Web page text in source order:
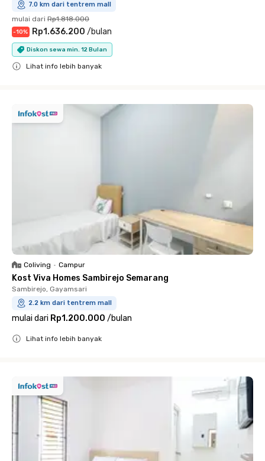
7.0 km dari tentrem mall
mulai dari Rp1.818.000
-10% Rp1.636.200 /bulan
Diskon sewa min. 12 Bulan
Lihat info lebih banyak
Coliving • Campur
Kost Viva Homes Sambirejo Semarang
Sambirejo, Gayamsari
2.2 km dari tentrem mall
mulai dari Rp1.200.000 /bulan
Lihat info lebih banyak